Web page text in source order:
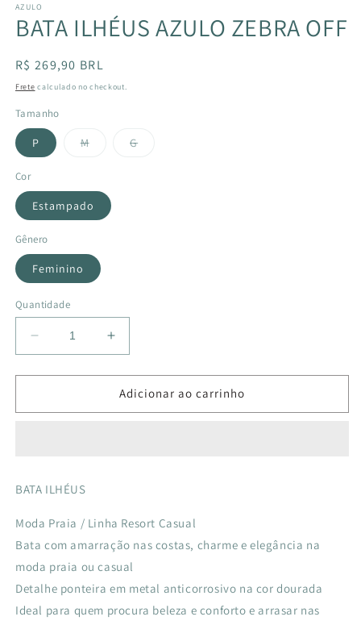
AZULO
BATA ILHÉUS AZULO ZEBRA OFF
Preço
normal
R$ 269,90 BRL
Frete calculado no checkout.
Tamanho
P MVarianteGVariante
Cor
Estampado
Gênero
Feminino
Quantidade
Diminuir
a
quantidade
BATA
Aumentar
a
quantidade
de
BATA
Adicionar ao carrinho
BATA ILHÉUS
Moda Praia / Linha Resort Casual
Bata com amarração nas costas, charme e elegância na
moda praia ou casual
Detalhe ponteira em metal anticorrosivo na cor dourada
Ideal para quem procura beleza e conforto e arrasar nas